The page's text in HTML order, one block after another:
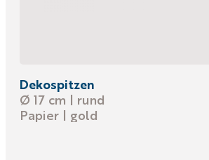
Dekospitzen
Ø 17 cm | rund
Papier | gold